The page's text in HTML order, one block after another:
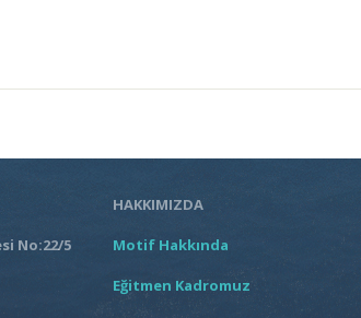
No:22/5
HAKKIMIZDA
Motif Hakkında
Eğitmen Kadromuz